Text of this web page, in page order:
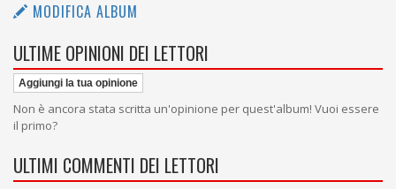
MODIFICA ALBUM
ULTIME OPINIONI DEI LETTORI
Aggiungi la tua opinione
Non è ancora stata scritta un'opinione per quest'album! Vuoi essere
il primo?
ULTIMI COMMENTI DEI LETTORI